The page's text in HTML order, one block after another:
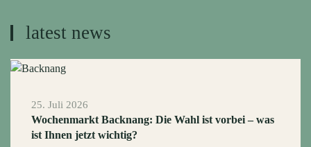
latest news
25. Juli 2026
Wochenmarkt Backnang: Die Wahl ist vorbei – was
ist Ihnen jetzt wichtig?